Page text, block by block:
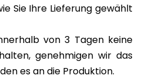
Sie Ihre Lieferung gewählt
von 3 Tagen keine
genehmigen wir das
es an die Produktion.